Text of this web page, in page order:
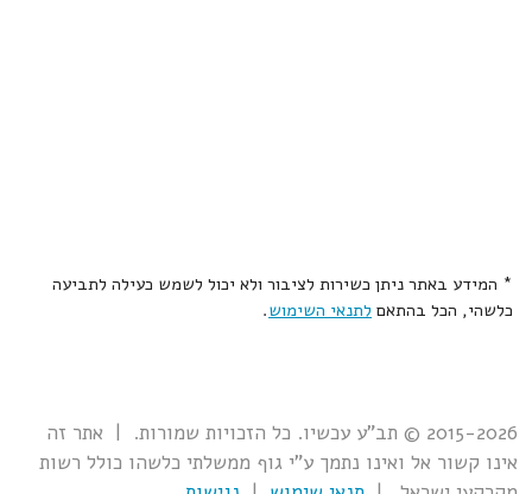
* המידע באתר ניתן כשירות לציבור ולא יכול לשמש כעילה לתביעה
כלשהי, הכל בהתאם לתנאי השימוש.
2015-2026 © תב"ע עכשיו. כל הזכויות שמורות. | אתר זה
אינו קשור אל ואינו נתמך ע"י גוף ממשלתי כלשהו כולל רשות